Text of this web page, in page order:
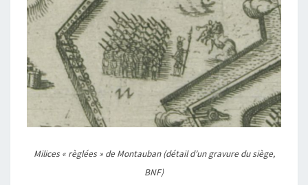
Milices « règlées » de Montauban(détail d’un gravure du siège,
BNF)